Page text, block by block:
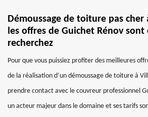
Démoussage de toiture pas cher
les offres de Guichet Rénov sont
recherchez
Pour que vous puissiez profiter des meilleures
de la réalisation d’un démoussage de toiture à
prendre contact avec le couvreur professionnel
un acteur majeur dans le domaine et ses tarifs